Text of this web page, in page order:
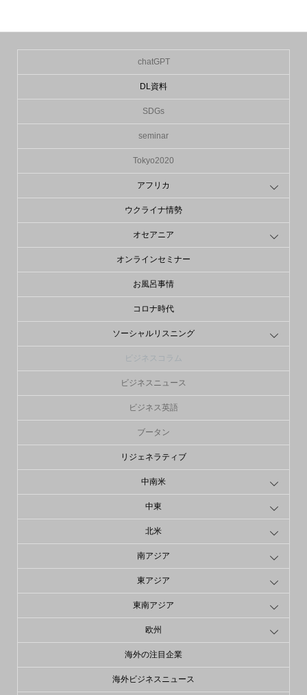
chatGPT
DL資料
SDGs
seminar
Tokyo2020
アフリカ
ウクライナ情勢
オセアニア
オンラインセミナー
お風呂事情
コロナ時代
ソーシャルリスニング
ビジネスコラム
ビジネスニュース
ビジネス英語
ブータン
リジェネラティブ
中南米
中東
北米
南アジア
東アジア
東南アジア
欧州
海外の注目企業
海外ビジネスニュース